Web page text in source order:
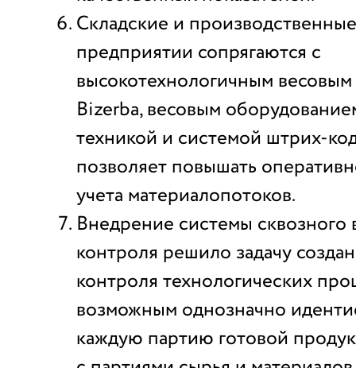
Складские и
предприятии сопрягаются с
высокотехнологичным
Bizerba, весовым
техникой и системой штрих-
позволяет повышать
учета материалопотоков.
Внедрение системы сквозного
контроля решило задачу
контроля технологических
возможным однозначно
каждую партию готовой